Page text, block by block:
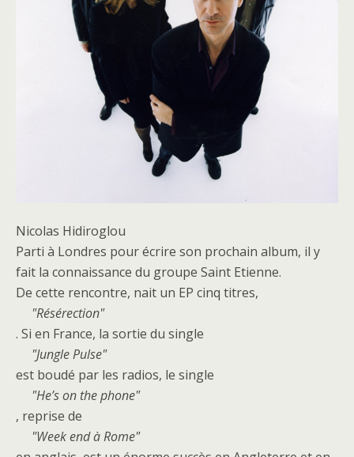
Nicolas Hidiroglou
Parti à Londres pour écrire son prochain album, il y
fait la connaissance du groupe Saint Etienne.
De cette rencontre, nait un EP cinq titres,
Résérection
. Si en France, la sortie du single
Jungle Pulse
est boudé par les radios, le single
He’s on the phone
, reprise de
Week end à Rome